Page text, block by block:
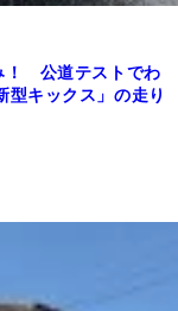
！ 公道テストでわ
キックス」の走り